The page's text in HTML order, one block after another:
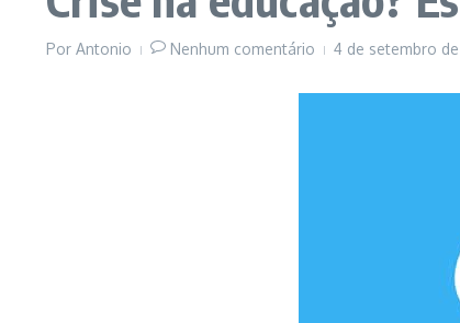
Por Antonio Nenhum comentário 4 de setembro de